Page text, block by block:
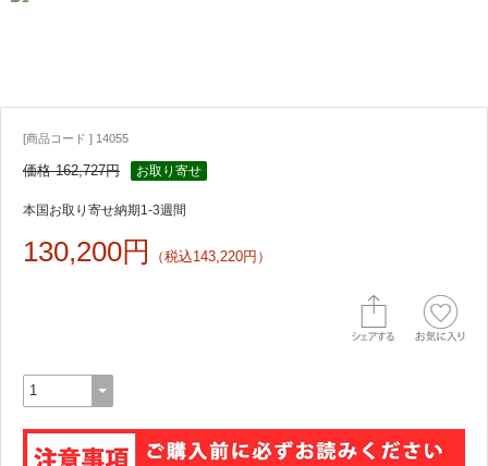
[商品コード ] 14055
価格 162,727円 お取り寄せ
本国お取り寄せ納期1-3週間
130,200円 （税込143,220円）